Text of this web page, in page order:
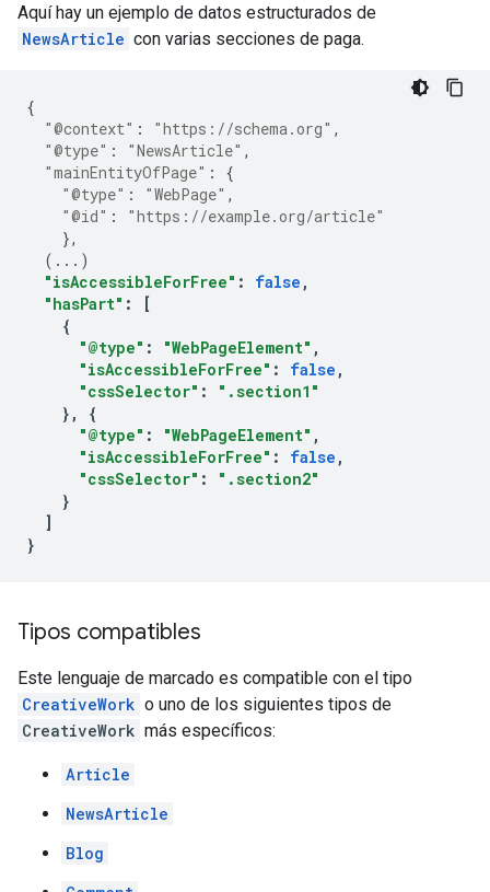
Aquí hay un ejemplo de datos estructurados de
NewsArticle con varias secciones de paga.
{
"@context" : "https://schema.org" ,
"@type" : "NewsArticle" ,
"mainEntityOfPage" :
{
"@type" : "WebPage" ,
"@id" :
"https://example.org/article"
},
( ... )
"isAccessibleForFree" : false ,
"hasPart" :
[
{
"@type" : "WebPageElement" ,
"isAccessibleForFree" : false ,
"cssSelector" :
".section1"
},
{
"@type" : "WebPageElement" ,
"isAccessibleForFree" : false ,
"cssSelector" :
".section2"
}
]
}
Tipos compatibles
Este lenguaje de marcado es compatible con el tipo
CreativeWork o uno de los siguientes tipos de
CreativeWork más específicos:
Article
NewsArticle
Blog